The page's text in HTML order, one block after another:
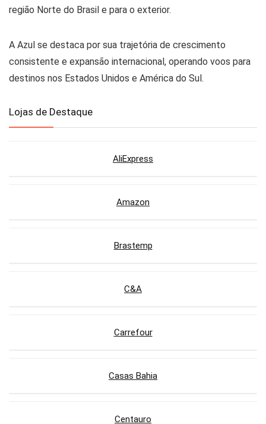
região Norte do Brasil e para o exterior.
A Azul se destaca por sua trajetória de crescimento
consistente e expansão internacional, operando voos para
destinos nos Estados Unidos e América do Sul.
Lojas de Destaque
AliExpress
Amazon
Brastemp
C&A
Carrefour
Casas Bahia
Centauro